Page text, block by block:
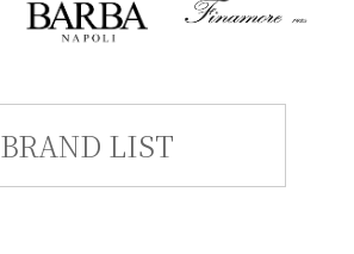
BRAND LIST